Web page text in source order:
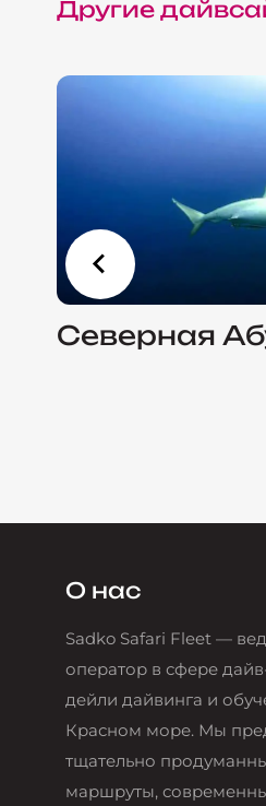
Другие
Северная
О нас
Sadko Safari Fleet —
оператор в сфере
дейли дайвинга и
Красном море. Мы
тщательно
маршруты,